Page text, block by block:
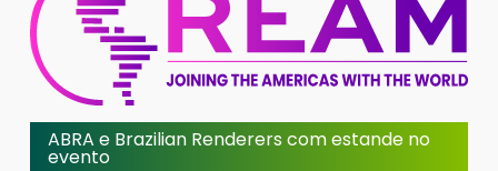
ABRA e Brazilian Renderers com estande no
evento